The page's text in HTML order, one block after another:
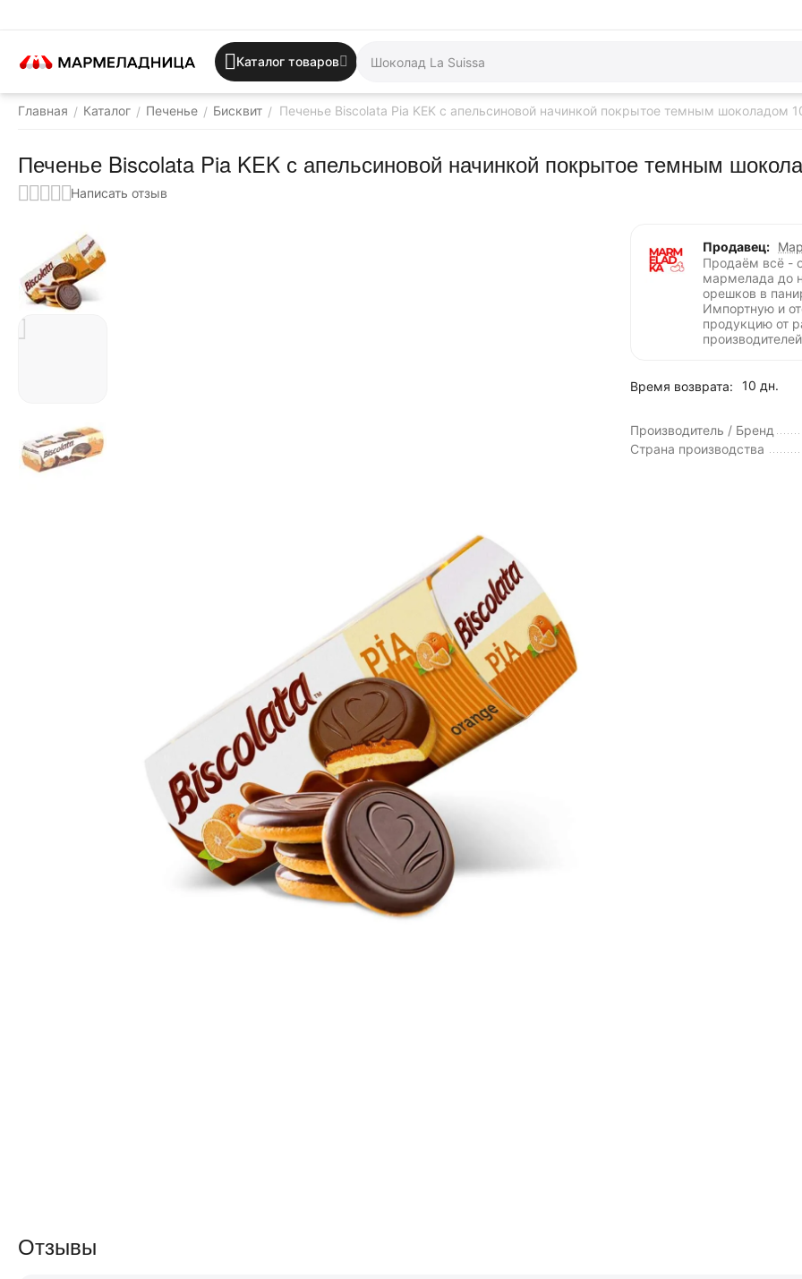
Каталог товаров
Главная / Каталог / Печенье / Бисквит / Печенье Biscolata Pia KEK с апельсиновой начинкой покрытое темным шоколадом
Печенье Biscolata Pia KEK с апельсиновой начинкой покрытое темным
Написать отзыв
Продавец:
Продаём всё -
мармелада до
орешков в
Импортную и
продукцию от
Время возврата: 10 дн.
Производитель / Бренд
Страна производства
Отзывы